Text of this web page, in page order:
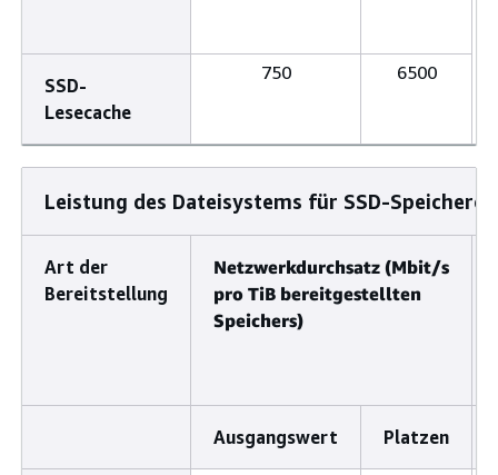
SSD-
Lesecache
750 6500
Leistung des Dateisystems für SSD-
Art der
Bereitstellung
Netzwerkdurchsatz (Mbit/s
pro TiB bereitgestellten
Speichers)
Ausgangswert Platzen